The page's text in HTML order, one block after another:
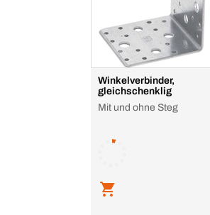
Winkelverbinder,
gleichschenklig
Mit und ohne Steg